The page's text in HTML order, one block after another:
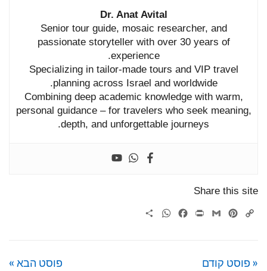
Dr. Anat Avital
Senior tour guide, mosaic researcher, and
passionate storyteller with over 30 years of
experience.
Specializing in tailor-made tours and VIP travel
planning across Israel and worldwide.
Combining deep academic knowledge with warm,
personal guidance – for travelers who seek meaning,
depth, and unforgettable journeys.
Share this site
Copy
Pinterest
Gmail
Print
Facebook
WhatsApp
« פוסט קודם פוסט הבא »